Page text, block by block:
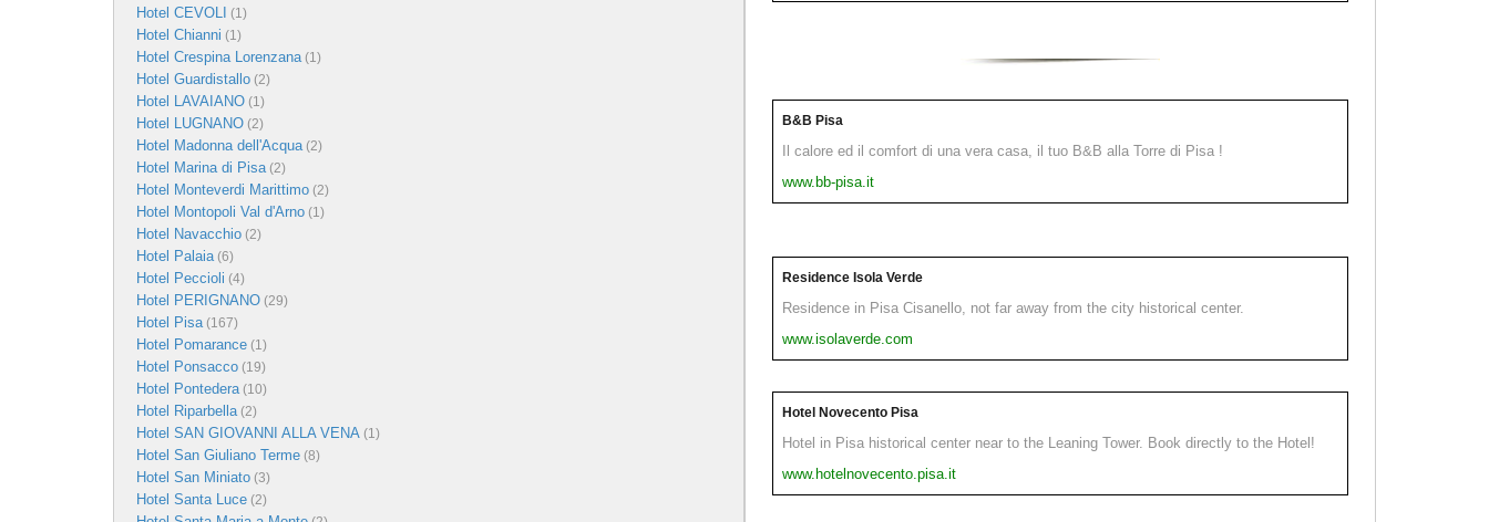
Hotel CEVOLI (1)
Hotel Chianni (1)
Hotel Crespina Lorenzana(1)
Hotel Guardistallo (2)
Hotel LAVAIANO (1)
Hotel LUGNANO (2)
Hotel Madonna dell'Acqua(2)
Hotel Marina di Pisa(2)
Hotel Monteverdi Marittimo (2)
Hotel Montopoli Val d'Arno (1)
Hotel Navacchio (2)
Hotel Palaia(6)
Hotel Peccioli (4)
Hotel PERIGNANO (29)
Hotel Pisa(167)
Hotel Pomarance (1)
Hotel Ponsacco (19)
Hotel Pontedera(10)
Hotel Riparbella(2)
Hotel SAN GIOVANNI ALLA VENA (1)
Hotel San Giuliano Terme (8)
Hotel San Miniato (3)
Hotel Santa Luce (2)
B&B Pisa
Il calore ed il comfort di una vera casa, il tuo B&B alla Torre di Pisa !
www.bb-pisa.it
Residence Isola Verde
Residence in Pisa Cisanello, not far away from the city historical center.
www.isolaverde.com
Hotel Novecento Pisa
Hotel in Pisa historical center near to the Leaning Tower. Book directly to the Hotel!
www.hotelnovecento.pisa.it